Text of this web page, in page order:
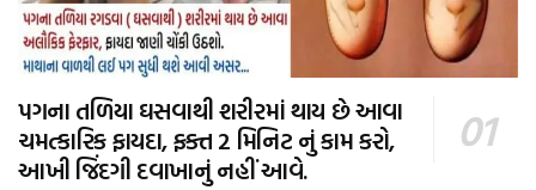
પગના તળિયા ઘસવાથી શરીરમાં થાય છે આવા
ચમત્કારિક ફાયદા, ફક્ત 2 મિનિટ નું કામ કરો,
આખી જિંદગી દવાખાનું નહીં આવે.